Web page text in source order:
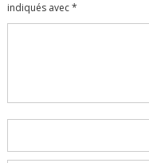
indiqués avec*